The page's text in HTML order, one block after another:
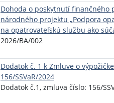
Dohoda o poskytnutí finančného
národného projektu „Podpora
na opatrovateľskú službu ako
2026/BA/002
Dodatok č. 1 k Zmluve o
156/SSVaR/2024
Dodatok č.1, zmluva číslo: 156/